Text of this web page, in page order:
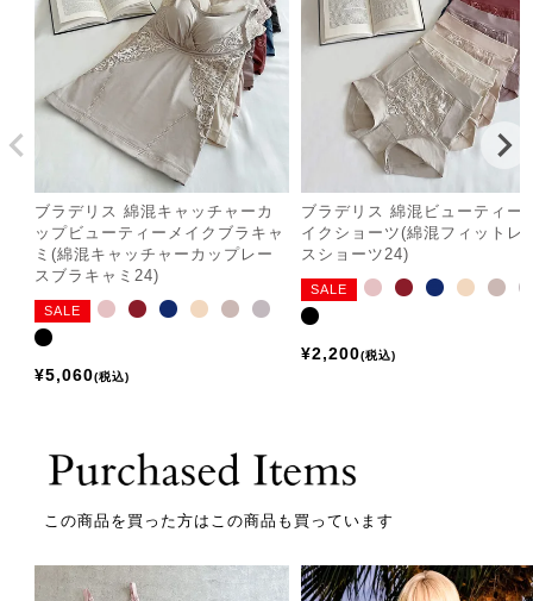
ブラデリス 綿混キャッチャーカ
ップビューティーメイクブラキャ
ミ(綿混キャッチャーカップレー
スブラキャミ24)
SALE
¥5,060 税込
ブラデリス 綿混ビューティー
イクショーツ(綿混フィットレ
スショーツ24)
SALE
¥2,200 税込
この商品を買った方はこの商品も買っています